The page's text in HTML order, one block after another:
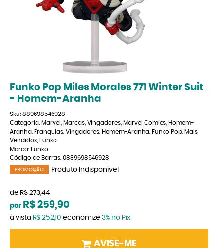
Funko Pop Miles Morales 771 Winter Suit
- Homem-Aranha
Sku: 889698546928
Categoria: Marvel Marcas Vingadores Marvel Comics Homem-
Aranha Franquias Vingadores Homem-Aranha Funko Pop Mais
Vendidos Funko
Marca: Funko
Código de Barras: 0889698546928
PROMOÇÃO Produto Indisponível
de R$ 273,44
por R$ 259,90
à vista R$ 252,10 economize 3% no Pix
AVISE-ME